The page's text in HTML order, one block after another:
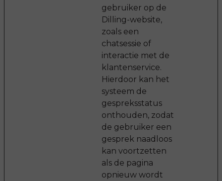
gebruiker op de
Dilling-website,
zoals een
chatsessie of
interactie met de
klantenservice.
Hierdoor kan het
systeem de
gespreksstatus
onthouden, zodat
de gebruiker een
gesprek naadloos
kan voortzetten
als de pagina
opnieuw wordt